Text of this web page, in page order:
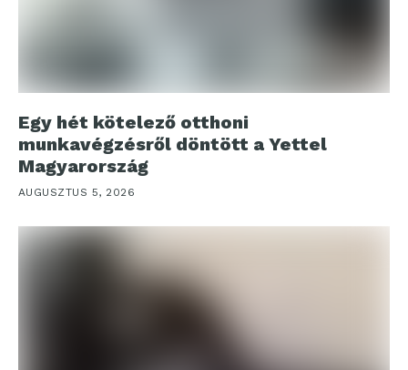
Egy hét kötelező otthoni
munkavégzésről döntött a Yettel
Magyarország
AUGUSZTUS 5, 2026